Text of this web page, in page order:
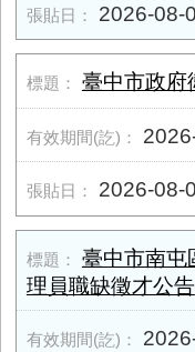
2026-08-
臺中市政府
2026-08-
臺中市南屯
理員職缺徵才公告